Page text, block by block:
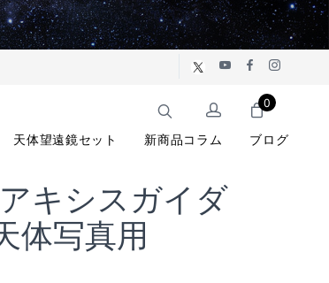
天体望遠鏡セット 新商品コラム ブログ
0
キシスガイダ
体写真用